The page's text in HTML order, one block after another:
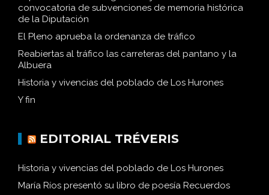
convocatoria de subvenciones de memoria histórica
de la Diputación
El Pleno aprueba la ordenanza de tráfico
Reabiertas al tráfico las carreteras del pantano y la
Albuera
Historia y vivencias del poblado de Los Hurones
Y fin
EDITORIAL TRÉVERIS
Historia y vivencias del poblado de Los Hurones
María Ríos presentó su libro de poesía Recuerdos